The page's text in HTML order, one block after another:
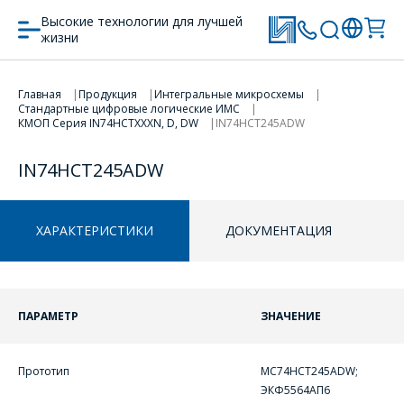
Высокие технологии для лучшей
жизни
Главная Продукция
Интегральные микросхемы
Стандартные цифровые логические ИМС
КМОП Серия IN74HCТXXXN, D, DW
IN74HCT245ADW
IN74HCT245ADW
ХАРАКТЕРИСТИКИ ДОКУМЕНТАЦИЯ
ПАРАМЕТР ЗНАЧЕНИЕ
Прототип
MC74HCT245ADW;
ЭКФ5564АП6
ПЕРЕЙТИ В КОРЗИНУ
ПЕРЕЙТИ В КОРЗИНУ
ОФОРМИТЬ ЗАКАЗ